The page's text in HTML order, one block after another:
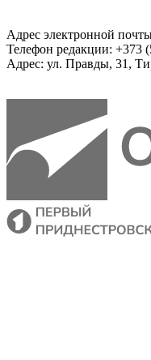
Адрес электронной
Телефон редакции: +373
Адрес: ул. Правды, 31,